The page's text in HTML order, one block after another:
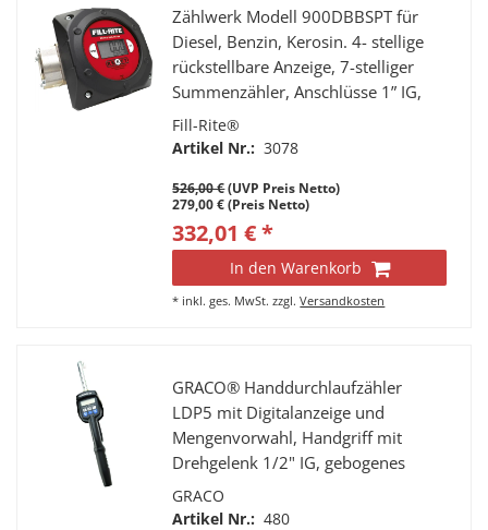
Zählwerk Modell 900DBBSPT für
Diesel, Benzin, Kerosin. 4- stellige
rückstellbare Anzeige, 7-stelliger
Summenzähler, Anschlüsse 1” IG,
Durchfluss 23 - 150 l/min.
Fill-Rite®
Artikel Nr.: 3078
526,00 €(UVP Preis Netto)
279,00 € (Preis Netto)
332,01 € *
In den Warenkorb
* inkl. ges. MwSt. zzgl.Versandkosten
GRACO® Handdurchlaufzähler
LDP5 mit Digitalanzeige und
Mengenvorwahl, Handgriff mit
Drehgelenk 1/2" IG, gebogenes
Auslaufrohr ø 16mm mit
Tropfenstopp-Funktion. Durchfluss
GRACO
Artikel Nr.: 480